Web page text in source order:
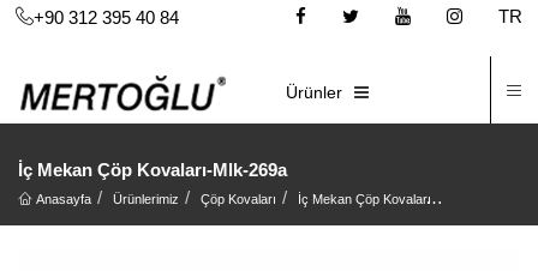
+90 312 395 40 84
TR
Ürünler
İç Mekan Çöp Kovaları-Mlk-269a
Anasayfa Ürünlerimiz Çöp Kovaları İç Mekan Çöp Kovaları